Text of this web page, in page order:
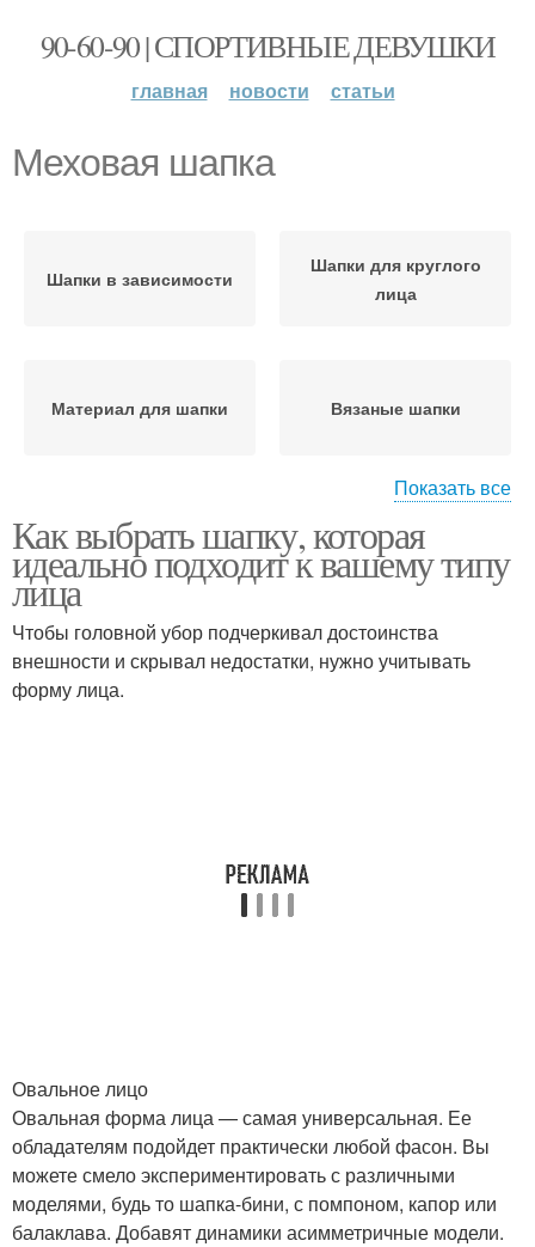
90-60-90 | СПОРТИВНЫЕ ДЕВУШКИ
главная новости статьи
Меховая шапка
Шапки в зависимости
Шапки для круглого
лица
Материал для шапки Вязаные шапки
Меховая кубанка
основе
Меховая папаха Модные шапки
Показать все
Как выбрать шапку, которая
идеально подходит к вашему типу
лица
Чтобы головной убор подчеркивал достоинства
внешности и скрывал недостатки, нужно учитывать
форму лица.
Овальное лицо
Овальная форма лица — самая универсальная. Ее
обладателям подойдет практически любой фасон. Вы
можете смело экспериментировать с различными
моделями, будь то шапка-бини, с помпоном, капор или
балаклава. Добавят динамики асимметричные модели.